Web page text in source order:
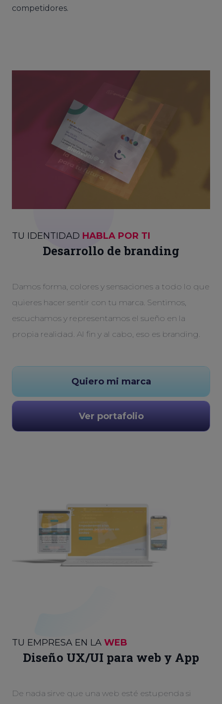
competidores.
TU IDENTIDAD HABLA POR TI
Desarrollo de branding
Damos forma, colores y sensaciones a todo lo que
quieres hacer sentir con tu marca. Sentimos,
escuchamos y representamos el sueño en la
propia realidad. Al fin y al cabo, eso es branding.
Quiero mi marca
Ver portafolio
TU EMPRESA EN LA WEB
Diseño UX/UI para web y App
De nada sirve que una web esté estupenda si